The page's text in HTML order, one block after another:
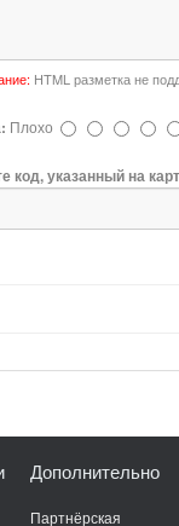
HTML разметка не
Плохо
код, указанный на
Дополнительно
Партнёрская